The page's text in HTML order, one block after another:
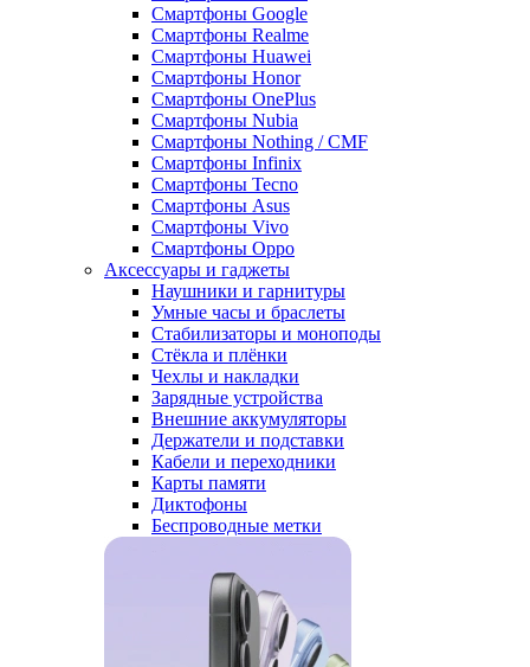
Смартфоны Google
Смартфоны Realme
Смартфоны Huawei
Смартфоны Honor
Смартфоны OnePlus
Смартфоны Nubia
Смартфоны Nothing / CMF
Смартфоны Infinix
Смартфоны Tecno
Смартфоны Asus
Смартфоны Vivo
Смартфоны Oppo
Аксессуары и гаджеты
Наушники и гарнитуры
Умные часы и браслеты
Стабилизаторы и моноподы
Стёкла и плёнки
Чехлы и накладки
Зарядные устройства
Внешние аккумуляторы
Держатели и подставки
Кабели и переходники
Карты памяти
Диктофоны
Беспроводные метки